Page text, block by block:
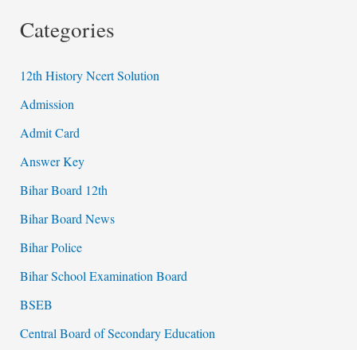
Categories
12th History Ncert Solution
Admission
Admit Card
Answer Key
Bihar Board 12th
Bihar Board News
Bihar Police
Bihar School Examination Board
BSEB
Central Board of Secondary Education